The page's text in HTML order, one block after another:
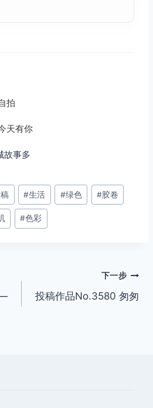
拍
天有你
故事多
#生活 #绿色 #胶卷
#色彩
下一步
投稿作品No.3580 匆匆